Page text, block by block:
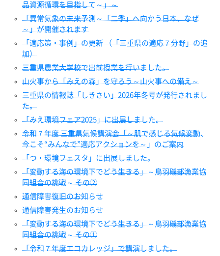
品資源循環を目指して～」～
「異常気象の未来予測～「二季」へ向かう日本、なぜ
～」が開催されます
「適応策・事例」の更新 （「三重県の適応７分野」の追
加）
三重県農業大学校で出前授業を行いました。
山火事から「みえの森」を守ろう～山火事への備え～
三重県の情報誌「しきさい」2026年冬号が発行されまし
た。
「みえ環境フェア2025」に出展しました。
令和７年度 三重県気候講演会「～肌で感じる気候変動、
今こそ“みんなで”適応アクションを～」のご案内
「つ・環境フェスタ」に出展しました。
「変動する海の環境下でどう生きる」～鳥羽磯部漁業協
同組合の挑戦～ その②
通信障害復旧のお知らせ
通信障害発生のお知らせ
「変動する海の環境下でどう生きる」～鳥羽磯部漁業協
同組合の挑戦～ その①
「令和７年度エコカレッジ」で講演しました。